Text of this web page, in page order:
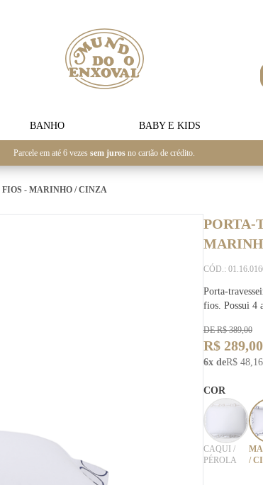
BANHO BABY E KIDS
Parcele em até 6 vezes sem juros no cartão de crédito.
FIOS - MARINHO / CINZA
PORTA-
CÓD.:
Porta-
fios. Possui 4
DE R$ 389,00
R$ 289,00
6x deR$ 48,16
COR
CAQUI /
PÉROLA
/